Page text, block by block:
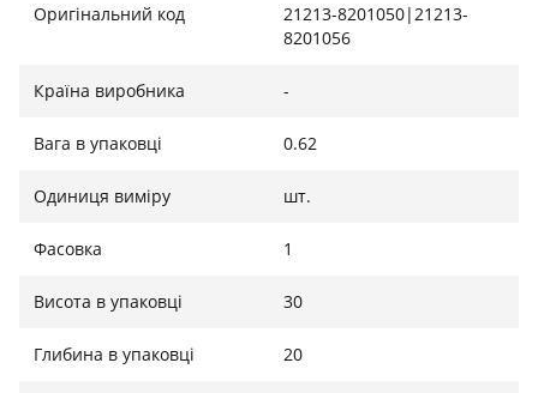
Оригінальний код
21213-8201050|21213-
8201056
Країна виробника -
Вага в упаковці 0.62
Одиниця виміру шт.
Фасовка 1
Висота в упаковці 30
Глибина в упаковці 20